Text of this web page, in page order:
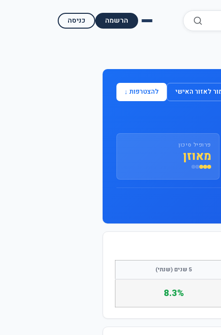
כניסה הרשמה
השוואת בתי השקעות למסחר עצמאי
מאמרים ומדריכים לאזור האישי להצטרפות ↓
פרופיל סיכון
מאוזן
5 שנים (שנתי)
8.3%